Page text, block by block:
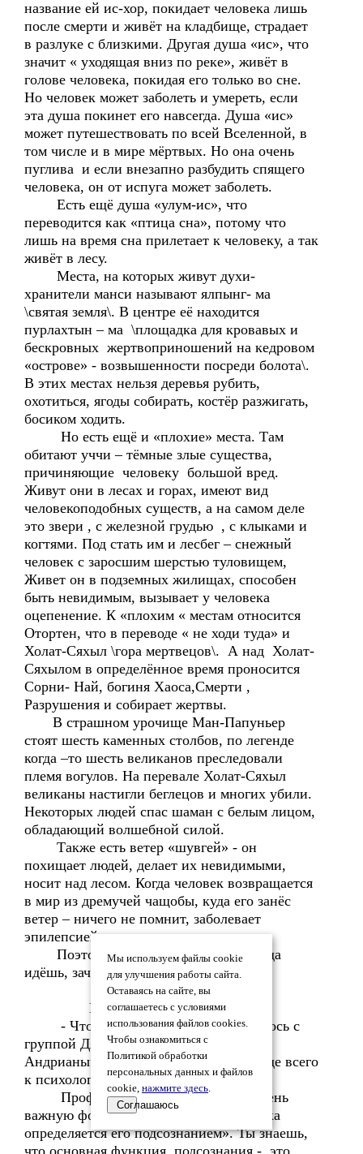
название ей ис-хор, покидает человека лишь
после смерти и живёт на кладбище, страдает
в разлуке с близкими. Другая душа «ис», что
значит « уходящая вниз по реке», живёт в
голове человека, покидая его только во сне.
Но человек может заболеть и умереть, если
эта душа покинет его навсегда. Душа «ис»
может путешествовать по всей Вселенной, в
том числе и в мире мёртвых. Но она очень
пуглива и если внезапно разбудить спящего
человека, он от испуга может заболеть.
Есть ещё душа «улум-ис», что
переводится как «птица сна», потому что
лишь на время сна прилетает к человеку, а так
живёт в лесу.
Места, на которых живут духи-
хранители манси называют ялпынг- ма
\святая земля\. В центре её находится
пурлахтын – ма \площадка для кровавых и
бескровных жертвоприношений на кедровом
«острове» - возвышенности посреди болота\.
В этих местах нельзя деревья рубить,
охотиться, ягоды собирать, костёр разжигать,
босиком ходить.
Но есть ещё и «плохие» места. Там
обитают уччи – тёмные злые существа,
причиняющие человеку большой вред.
Живут они в лесах и горах, имеют вид
человекоподобных существ, а на самом деле
это звери , с железной грудью , с клыками и
когтями. Под стать им и лесбег – снежный
человек с заросшим шерстью туловищем,
Живет он в подземных жилищах, способен
быть невидимым, вызывает у человека
оцепенение. К «плохим « местам относится
Отортен, что в переводе « не ходи туда» и
Холат-Сяхыл \гора мертвецов\. А над Холат-
Сяхылом в определённое время проносится
Сорни- Най, богиня Хаоса,Смерти ,
Разрушения и собирает жертвы.
В страшном урочище Ман-Папуньер
стоят шесть каменных столбов, по легенде
когда –то шесть великанов преследовали
племя вогулов. На перевале Холат-Сяхыл
великаны настигли беглецов и многих убили.
Некоторых людей спас шаман с белым лицом,
обладающий волшебной силой.
Также есть ветер «шувгей» - он
похищает людей, делает их невидимыми,
носит над лесом. Когда человек возвращается
в мир из дремучей чащобы, куда его занёс
ветер – ничего не помнит, заболевает
эпилепсией и теряет разум.
Поэтому всегда нужно думать: куда
идёшь, зачем идёшь, как идёшь…
В ХИЖИНЕ.
- Чтобы разобраться , что случилось с
группой Дятлова, - медленно говорит
Андрианыч, - нужно обратиться прежде всего
к психологии.
Профессор Выготский вывел очень
важную формулу –« поведение человека
определяется его подсознанием». Ты знаешь,
что основная функция подсознания - это
Мы используем файлы cookie
для улучшения работы сайта.
Оставаясь на сайте, вы
соглашаетесь с условиями
использования файлов cookies.
Чтобы ознакомиться с
Политикой обработки
персональных данных и файлов
cookie, нажмите здесь.
Соглашаюсь